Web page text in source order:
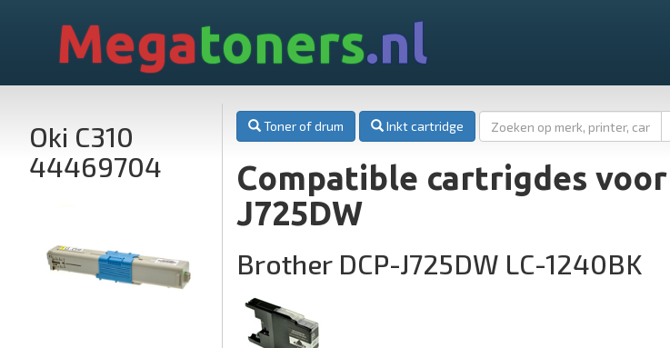
Megatoners.nl
Oki C310
44469704
Toner of drum Inkt cartridge
Compatible cartrigdes
J725DW
Brother DCP-J725DW LC-1240BK